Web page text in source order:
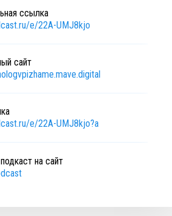
ссылка
e/22A-UMJ8kjo
сайт
e/22A-UMJ8kjo?a
на сайт